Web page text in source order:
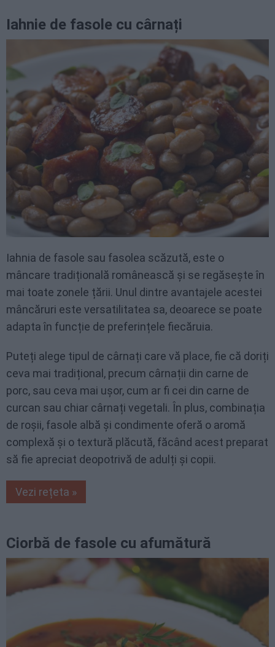
Iahnie de fasole cu cârnați
Iahnia de fasole sau fasolea scăzută, este o
mâncare tradițională românească și se regăsește în
mai toate zonele țării. Unul dintre avantajele acestei
mâncăruri este versatilitatea sa, deoarece se poate
adapta în funcție de preferințele fiecăruia.
Puteți alege tipul de cârnați care vă place, fie că doriți
ceva mai tradițional, precum cârnații din carne de
porc, sau ceva mai ușor, cum ar fi cei din carne de
curcan sau chiar cârnați vegetali. În plus, combinația
de roșii, fasole albă și condimente oferă o aromă
complexă și o textură plăcută, făcând acest preparat
să fie apreciat deopotrivă de adulți și copii.
Vezi rețeta »
Ciorbă de fasole cu afumătură